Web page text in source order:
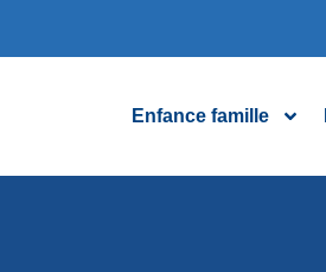
Enfance famille